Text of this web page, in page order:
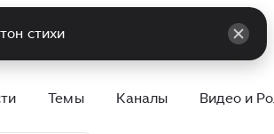
Темы Каналы Видео и